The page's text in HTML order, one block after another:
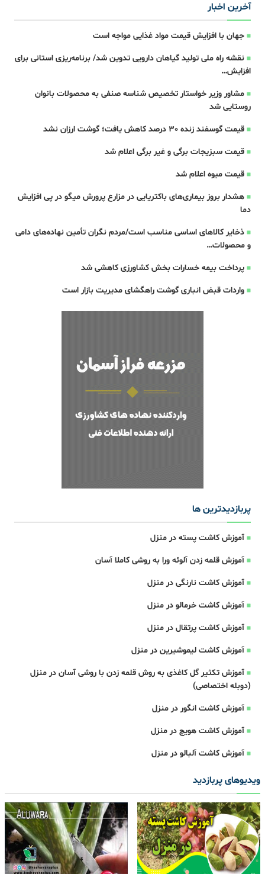
آخرین اخبار
جهان با افزایش قیمت مواد غذایی مواجه است
نقشه راه ملی تولید گیاهان دارویی تدوین شد/ برنامه‌ریزی استانی برای
افزایش…
مشاور وزیر خواستار تخصیص شناسه صنفی به محصولات بانوان
روستایی شد
قیمت گوسفند زنده 30 درصد کاهش یافت؛ گوشت ارزان نشد
قیمت سبزیجات برگی و غیر برگی اعلام شد
قیمت میوه اعلام شد
هشدار بروز بیماری‌های باکتریایی در مزارع پرورش میگو در پی افزایش
دما
ذخایر کالاهای اساسی مناسب است/مردم نگران تأمین نهاده‌های دامی
و محصولات…
پرداخت بیمه خسارات بخش کشاورزی کاهشی شد
واردات قبض‌ انباری گوشت راهگشای مدیریت بازار است
پربازدیدترین ها
آموزش کاشت پسته در منزل
آموزش قلمه زدن آلوئه ورا به روشی کاملا آسان
آموزش کاشت نارنگی در منزل
آموزش کاشت خرمالو در منزل
آموزش کاشت پرتقال در منزل
آموزش کاشت لیموشیرین در منزل
آموزش تکثیر گل کاغذی به روش قلمه زدن با روشی آسان در منزل
(دوبله اختصاصی)
آموزش کاشت انگور در منزل
آموزش کاشت هویچ در منزل
آموزش کاشت آلبالو در منزل
ویدیوهای پربازدید